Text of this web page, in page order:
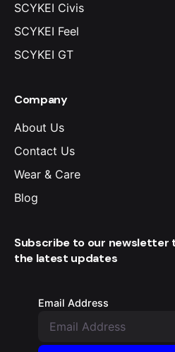
SCYKEI Civis
SCYKEI Feel
SCYKEI GT
Company
About Us
Contact Us
Wear & Care
Blog
Subscribe to our newsletter
the latest updates
Email Address